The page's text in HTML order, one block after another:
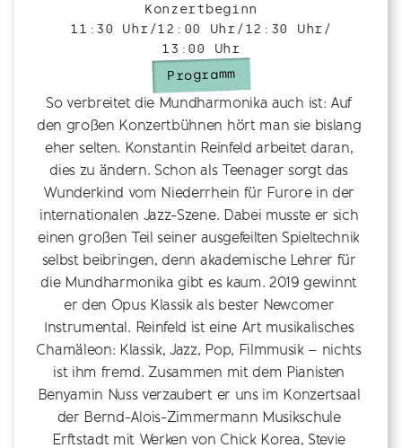
Konzertbeginn
11:30 Uhr /12:00 Uhr /12:30 Uhr /
13:00 Uhr
Programm
So verbreitet die Mundharmonika auch ist: Auf
den großen Konzertbühnen hört man sie bislang
eher selten. Konstantin Reinfeld arbeitet daran,
dies zu ändern. Schon als Teenager sorgt das
Wunderkind vom Niederrhein für Furore in der
internationalen Jazz-Szene. Dabei musste er sich
einen großen Teil seiner ausgefeilten Spieltechnik
selbst beibringen, denn akademische Lehrer für
die Mundharmonika gibt es kaum. 2019 gewinnt
er den Opus Klassik als bester Newcomer
Instrumental. Reinfeld ist eine Art musikalisches
Chamäleon: Klassik, Jazz, Pop, Filmmusik – nichts
ist ihm fremd. Zusammen mit dem Pianisten
Benyamin Nuss verzaubert er uns im Konzertsaal
der Bernd-Alois-Zimmermann Musikschule
Erftstadt mit Werken von Chick Korea, Stevie